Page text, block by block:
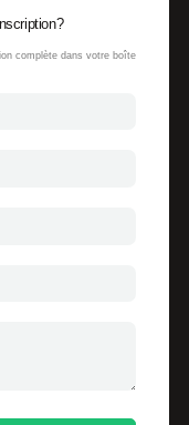
complète dans votre boîte